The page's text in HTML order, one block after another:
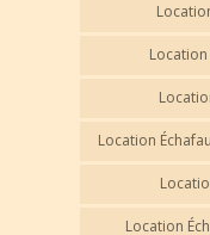
Location
Location